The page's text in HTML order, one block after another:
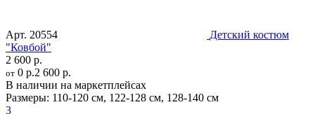
Арт. 20554
Детский костюм
"Ковбой"
2 600 р.
от 0 р.2 600 р.
В наличии на маркетплейсах
Размеры: 110-120 см, 122-128 см, 128-140 см
3